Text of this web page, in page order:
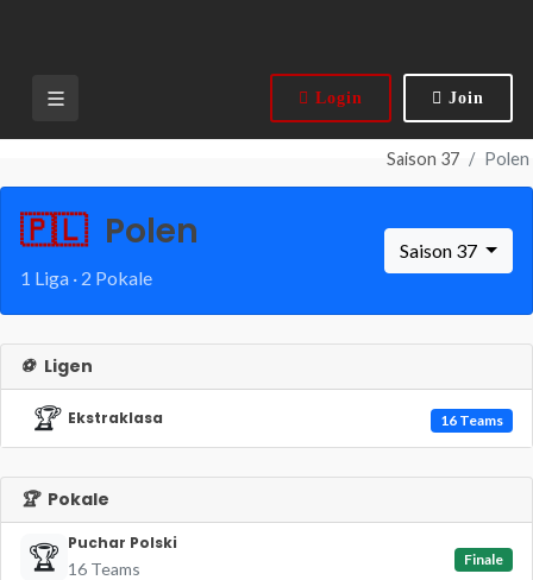
Login Join
Saison 37 Polen
🇵🇱 Polen
1 Liga · 2 Pokale
Saison 37
⚽ Ligen
🏆 Ekstraklasa 16 Teams
🏆 Pokale
🏆 Puchar Polski
16 Teams
Finale